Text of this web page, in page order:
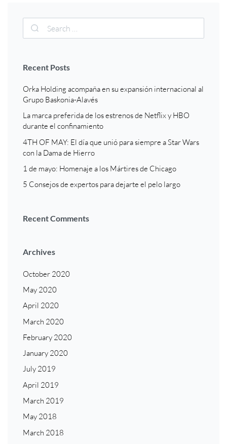
Recent Posts
Orka Holding acompaña en su expansión internacional al
Grupo Baskonia-Alavés
La marca preferida de los estrenos de Netflix y HBO
durante el confinamiento
4TH OF MAY: El día que unió para siempre a Star Wars
con la Dama de Hierro
1 de mayo: Homenaje a los Mártires de Chicago
5 Consejos de expertos para dejarte el pelo largo
Recent Comments
Archives
October 2020
May 2020
April 2020
March 2020
February 2020
January 2020
July 2019
April 2019
March 2019
May 2018
March 2018